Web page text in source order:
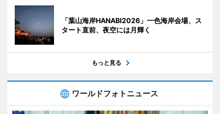
「葉山海岸HANABI2026」一色海岸会場、ス
タート直前、夜空には月輝く
もっと見る
ワールドフォトニュース